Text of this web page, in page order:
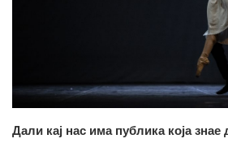
Дали кај нас има публика која знае